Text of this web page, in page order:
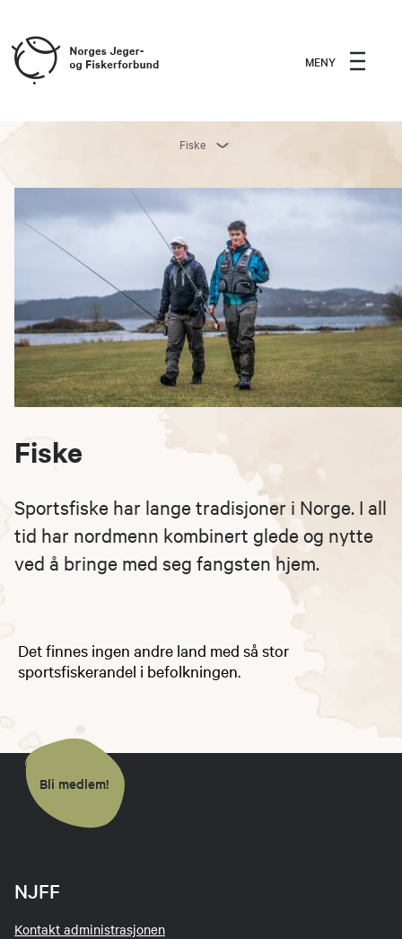
MENY
Fiske
Fiske
Sportsfiske har lange tradisjoner i Norge. I all
tid har nordmenn kombinert glede og nytte
ved å bringe med seg fangsten hjem.
Det finnes ingen andre land med så stor
sportsfiskerandel i befolkningen.
Bli medlem!
NJFF
Kontakt administrasjonen